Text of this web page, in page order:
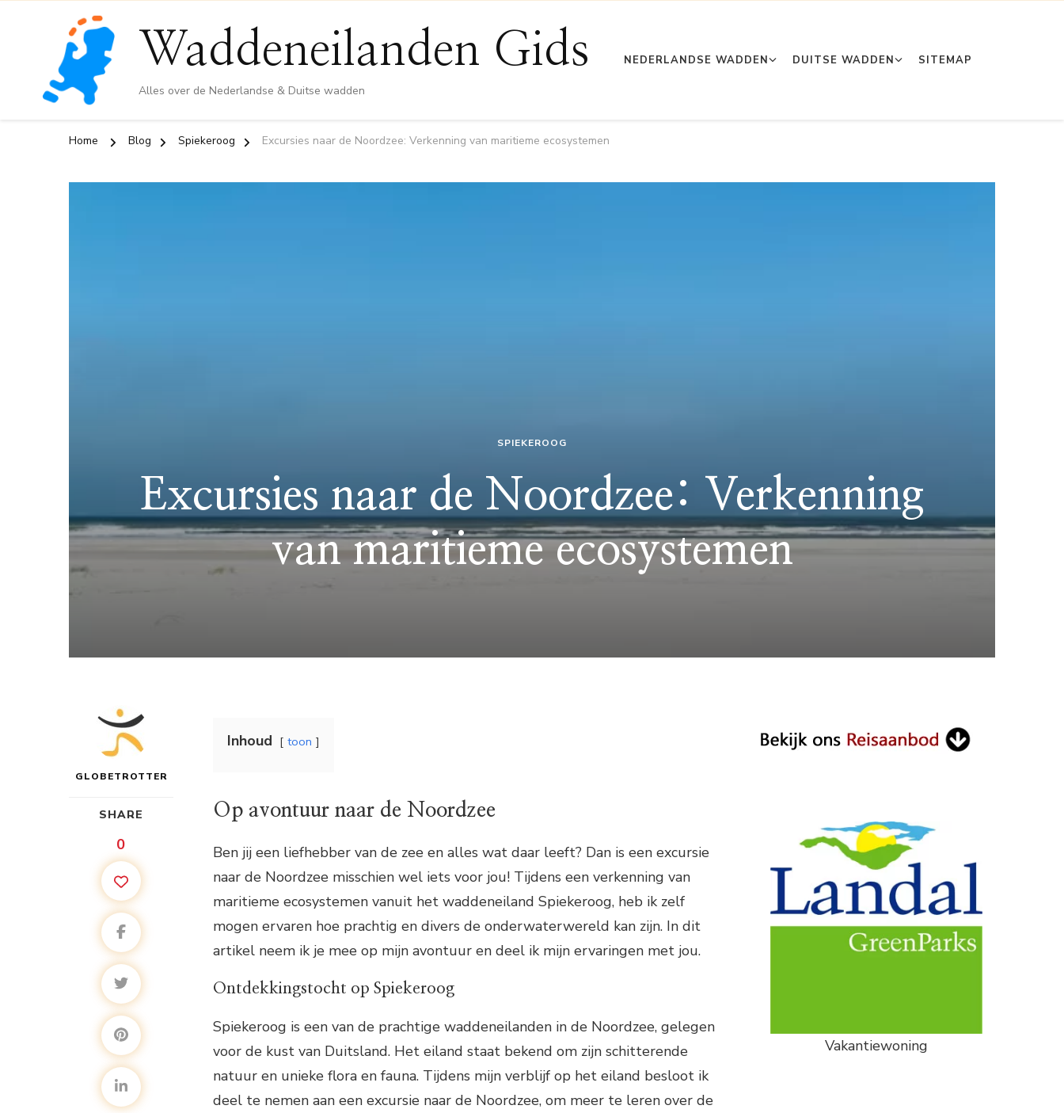
Waddeneilanden Gids
Alles over de Nederlandse & Duitse wadden
NEDERLANDSE WADDEN DUITSE WADDEN SITEMAP
Home Blog Spiekeroog Excursies naar de Noordzee: Verkenning van maritieme ecosystemen
SPIEKEROOG
Excursies naar de Noordzee: Verkenning
van maritieme ecosystemen
GLOBETROTTER
SHARE
0
Inhoud toon
Op avontuur naar de Noordzee
Ben jij een liefhebber van de zee en alles wat daar leeft? Dan is een excursie
naar de Noordzee misschien wel iets voor jou! Tijdens een verkenning van
maritieme ecosystemen vanuit het waddeneiland Spiekeroog, heb ik zelf
mogen ervaren hoe prachtig en divers de onderwaterwereld kan zijn. In dit
artikel neem ik je mee op mijn avontuur en deel ik mijn ervaringen met jou.
Ontdekkingstocht op Spiekeroog
Spiekeroog is een van de prachtige waddeneilanden in de Noordzee, gelegen
voor de kust van Duitsland. Het eiland staat bekend om zijn schitterende
natuur en unieke flora en fauna. Tijdens mijn verblijf op het eiland besloot ik
deel te nemen aan een excursie naar de Noordzee, om meer te leren over de
Vakantiewoning